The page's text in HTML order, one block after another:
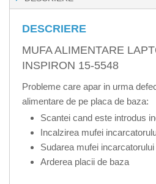
DESCRIERE
MUFA ALIMENTARE
INSPIRON 15-5548
Probleme care apar in urma
alimentare de pe placa de baza:
Scantei cand este introdus
Incalzirea mufei
Sudarea mufei
Arderea placii de baza